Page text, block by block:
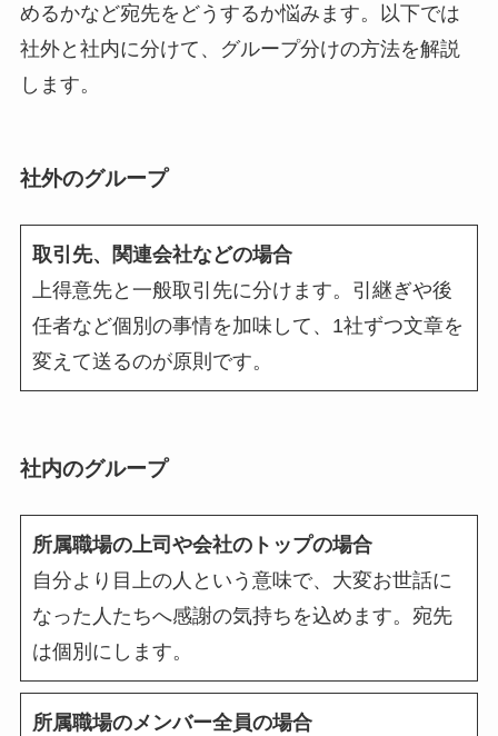
めるかなど宛先をどうするか悩みます。以下では
社外と社内に分けて、グループ分けの方法を解説
します。
社外のグループ
取引先、関連会社などの場合
上得意先と一般取引先に分けます。引継ぎや後
任者など個別の事情を加味して、1社ずつ文章を
変えて送るのが原則です。
社内のグループ
所属職場の上司や会社のトップの場合
自分より目上の人という意味で、大変お世話に
なった人たちへ感謝の気持ちを込めます。宛先
は個別にします。
所属職場のメンバー全員の場合